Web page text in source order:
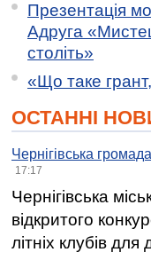
Презентація
Адруга
століть»
«Що таке
ОСТАННІ
Чернігівська
17:17
Чернігівська
відкритого
літніх клубів